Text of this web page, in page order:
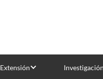
Extensión